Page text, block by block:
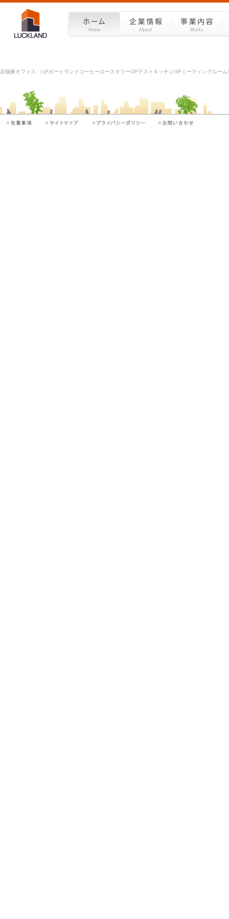
店舗兼オフィス （1Fポートランドコーヒーロースタリー/2Fテストキッチン/3Fミーティングル